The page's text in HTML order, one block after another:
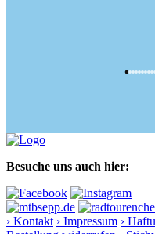
Besuche uns auch hier:
› Kontakt › Impressum ›